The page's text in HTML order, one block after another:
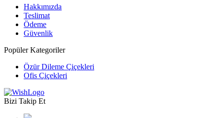
Hakkımızda
Teslimat
Ödeme
Güvenlik
Popüler Kategoriler
Özür Dileme Çiçekleri
Ofis Çiçekleri
Bizi Takip Et